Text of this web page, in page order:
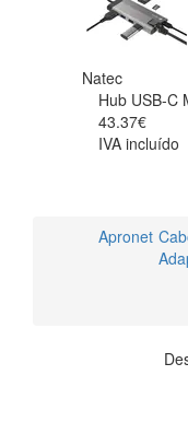
Natec
Hub USB-C
43.37€
IVA incluído
Apronet